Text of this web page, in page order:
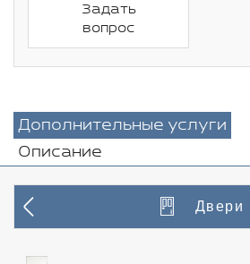
Задать
вопрос
Дополнительные услуги
Описание
Двери